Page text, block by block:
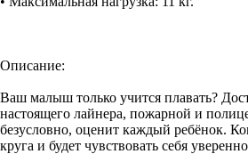
Описание:
Ваш малыш только учится плавать?
настоящего лайнера, пожарной и
безусловно, оценит каждый ребёнок.
круга и будет чувствовать себя